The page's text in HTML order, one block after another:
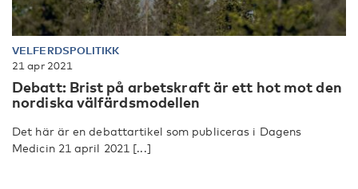
VELFERDSPOLITIKK
21 apr 2021
Debatt: Brist på arbetskraft är ett hot mot den
nordiska välfärdsmodellen
Det här är en debattartikel som publiceras i Dagens
Medicin 21 april 2021 [...]